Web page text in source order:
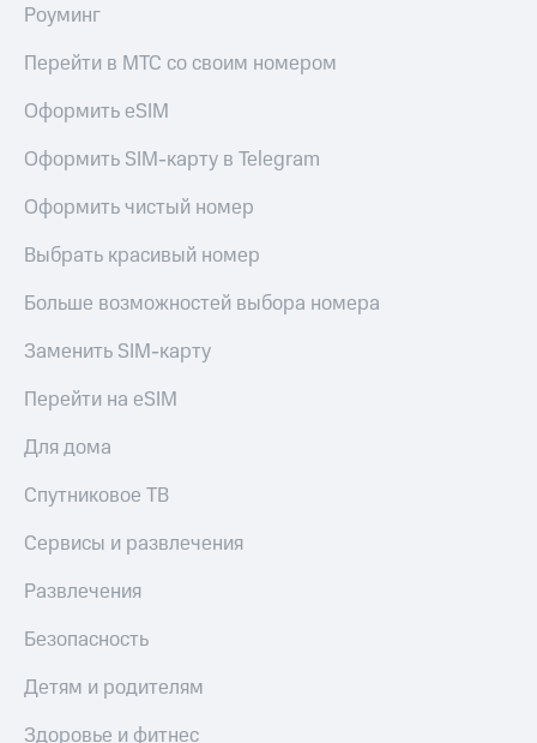
Роуминг
Перейти в МТС со своим номером
Оформить eSIM
Оформить SIM-карту в Telegram
Оформить чистый номер
Выбрать красивый номер
Больше возможностей выбора номера
Заменить SIM-карту
Перейти на eSIM
Для дома
Спутниковое ТВ
Сервисы и развлечения
Развлечения
Безопасность
Детям и родителям
Здоровье и фитнес